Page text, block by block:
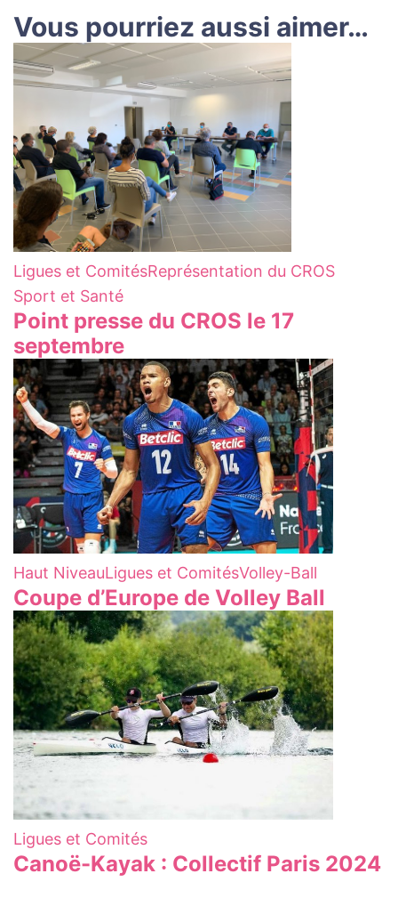
Vous pourriez aussi aimer…
Ligues et ComitésReprésentation du CROS
Sport et Santé
Point presse du CROS le 17
septembre
Haut NiveauLigues et ComitésVolley-Ball
Coupe d’Europe de Volley Ball
Ligues et Comités
Canoë-Kayak : Collectif Paris 2024